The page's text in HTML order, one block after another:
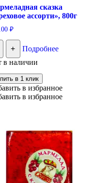
сказка
ассорти», 800г
₽
+
Подробнее
в наличии
в 1 клик
в избранное
в избранное